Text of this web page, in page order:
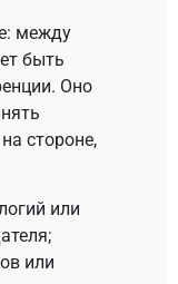
между
быть
Оно
стороне,
или
или